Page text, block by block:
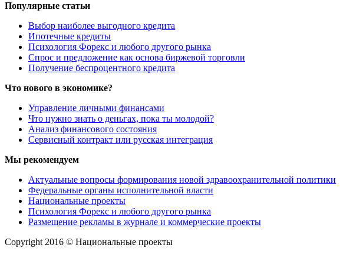
Популярные статьи
Выбор наиболее выгодного кредита
Ипотечные кредиты
Психология Форекс и любого другого рынка
Спрос и предложение как основа биржевой торговли
Получение беспроцентного кредита
Что нового в экономике?
Управление личными финансами
Что нужно знать о деньгах, пока ты молодой?
Анализ финансового состояния
Сервисный контракт или русская интеграция
Мы рекомендуем
Актуальные вопросы формирования новой здравоохранительной политики
Федеральные органы исполнительной власти
Национальные проекты
Психология Форекс и любого другого рынка
Размещение рекламы в журнале и коммерческие проекты
Copyright 2016 © Национальные проекты